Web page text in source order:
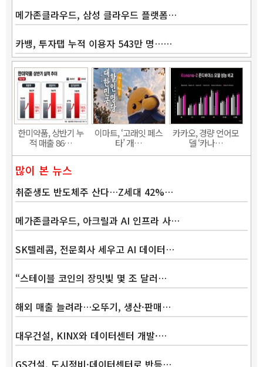
메가존클라우드, 삼성 클라우드 플랫폼…
카뱅, 투자탭 누적 이용자 543만 명……
한미약품, 상반기 누
적 매출 86…
이마트, ‘고래잇 페스
타’ 개…
카카오, 경량 언어모
델 ‘카나…
많이 본 뉴스
취준생도 반도체주 산다…Z세대 42%…
메가존클라우드, 아크릴과 AI 인프라 사…
SK텔레콤, 전문회사 세우고 AI 데이터…
“스테이블 코인의 장밋빛 몇 조 달러…
해외 매출 늘려라…오뚜기, 생산·판매…
대우건설, KINX와 데이터센터 개발·…
GS건설, 도시정비·데이터센터로 반등…